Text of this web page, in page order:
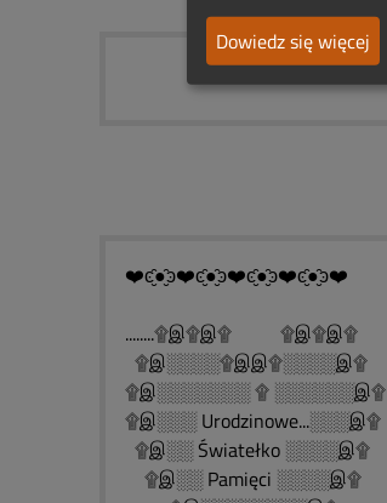
❤️ͼ̮̑●̮̑ͽ❤️ͼ̮̑●̮̑ͽ❤️ͼ̮̑●̮̑ͽ❤️ͼ̮̑●̮̑ͽ❤️
........۩இ۩இ۩ ۩இ۩இ۩
۩இ░░░░۩இஇ۩░░░░இ۩
۩இ░░░░░░░ ۩ ░░░░░░இ۩
۩இ░░░ Urodzinowe...░░░இ۩
۩இ░░ Światełko ░░░░இ۩
۩இ░░ Pamięci ░░░░இ۩
Dowiedz się więcej